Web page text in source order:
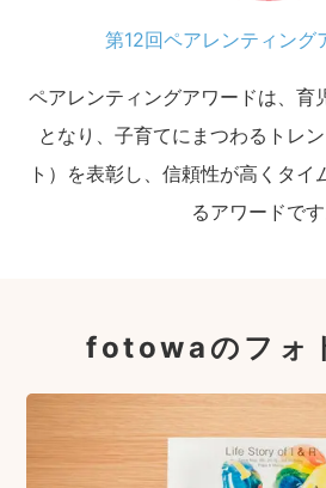
第12回ペアレンティング
ペアレンティングアワードは、育
となり、子育てにまつわるトレ
ト）を表彰し、信頼性が高くタイ
るアワードです
fotowaのフォ